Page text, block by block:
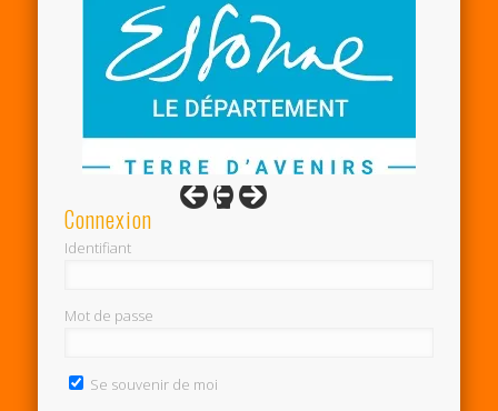
Connexion
Identifiant
Mot de passe
Se souvenir de moi